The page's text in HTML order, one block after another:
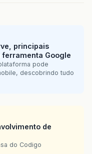
principais
Google
pode
descobrindo tudo
de
do Codigo